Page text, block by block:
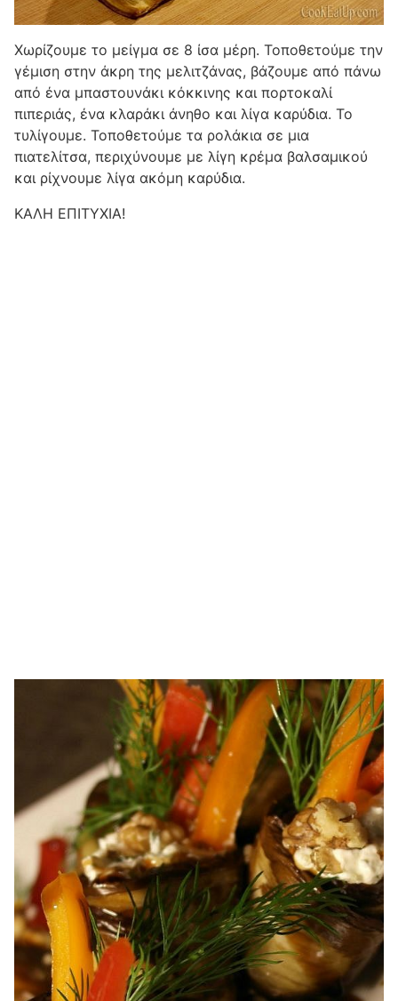
Χωρίζουμε το μείγμα σε 8 ίσα μέρη. Τοποθετούμε την
γέμιση στην άκρη της μελιτζάνας, βάζουμε από πάνω
από ένα μπαστουνάκι κόκκινης και πορτοκαλί
πιπεριάς, ένα κλαράκι άνηθο και λίγα καρύδια. Το
τυλίγουμε. Τοποθετούμε τα ρολάκια σε μια
πιατελίτσα, περιχύνουμε με λίγη κρέμα βαλσαμικού
και ρίχνουμε λίγα ακόμη καρύδια.
ΚΑΛΗ ΕΠΙΤΥΧΙΑ!